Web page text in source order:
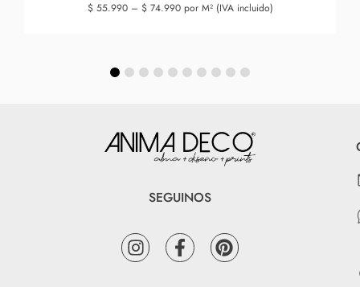
$55.990 – $74.990por M² (IVA incluido)
SEGUINOS